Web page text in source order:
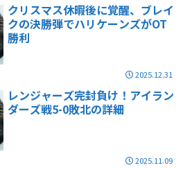
クリスマス休暇後に覚醒、ブレイ
クの決勝弾でハリケーンズがOT
勝利
2025.12.31
レンジャーズ完封負け！アイラン
ダーズ戦5-0敗北の詳細
2025.11.09